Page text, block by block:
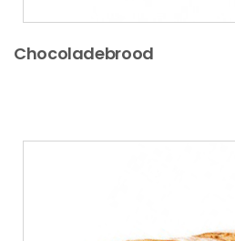
Chocoladebrood